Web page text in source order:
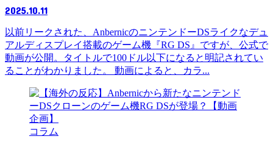
2025.10.11
以前リークされた、AnbernicのニンテンドーDSライクなデュ
アルディスプレイ搭載のゲーム機『RG DS』ですが、公式で
動画が公開。タイトルで100ドル以下になると明記されてい
ることがわかりました。 動画によると、カラ...
コラム